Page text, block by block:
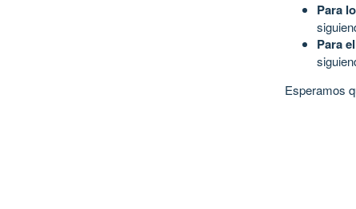
Para
Para
Esperamos